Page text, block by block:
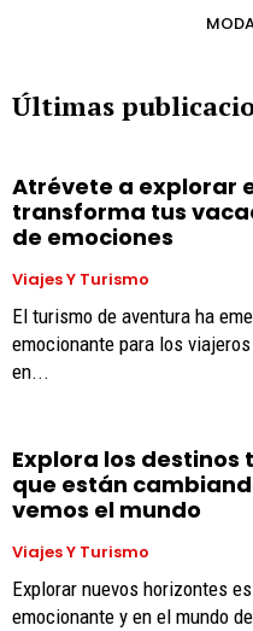
Últimas
Atrévete a explorar
transforma tus
de emociones
Viajes Y Turismo
El turismo de aventura ha
emocionante para los
en...
Explora los
que están
vemos el mundo
Viajes Y Turismo
Explorar nuevos horizontes
emocionante y en el mundo